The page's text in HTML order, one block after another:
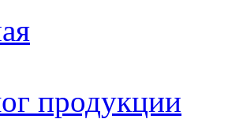
продукции